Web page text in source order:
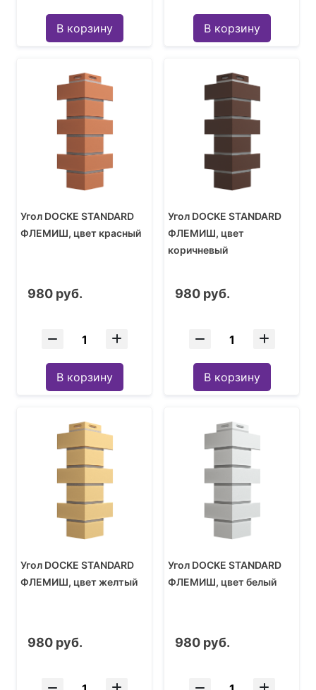
В корзину В корзину
Угол DOCKE STANDARD
ФЛЕМИШ, цвет красный
980 руб.
В корзину
Угол DOCKE STANDARD
ФЛЕМИШ, цвет
коричневый
980 руб.
В корзину
Угол DOCKE STANDARD
ФЛЕМИШ, цвет желтый
980 руб.
Угол DOCKE STANDARD
ФЛЕМИШ, цвет белый
980 руб.